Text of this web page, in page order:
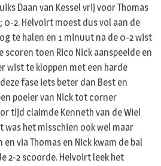
Daan van Kessel vrij voor Thomas
0-2. Helvoirt moest dus vol aan de
te halen en 1 minuut na de 0-2 wist
toen Rico Nick aanspeelde en
wist te kloppen met een harde
fase iets beter dan Best en
poeier van Nick tot corner
tijd claimde Kenneth van de Wiel
was het misschien ook wel maar
via Thomas en Nick kwam de bal
2-2 scoorde. Helvoirt leek het